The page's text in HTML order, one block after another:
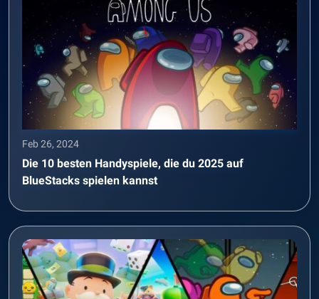
Feb 26, 2024
Die 10 besten Handyspiele, die du 2025 auf
BlueStacks spielen kannst